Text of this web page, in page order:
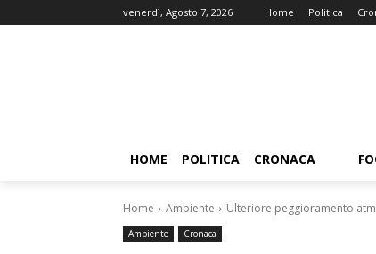
venerdì, Agosto 7, 2026 Home Politica
HOME POLITICA CRONACA
Home Ambiente Ulteriore peggioramento
Ambiente Cronaca